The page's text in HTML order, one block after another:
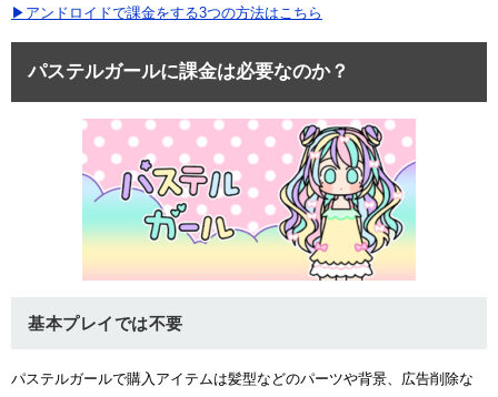
▶アンドロイドで課金をする3つの方法はこちら
パステルガールに課金は必要なのか？
基本プレイでは不要
パステルガールで購入アイテムは髪型などのパーツや背景、広告削除な